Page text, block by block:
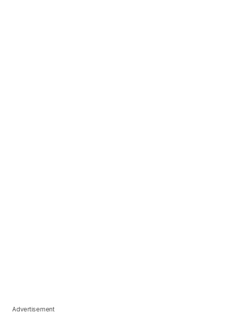
Advertisement